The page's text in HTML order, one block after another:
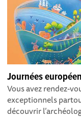
Journées
Vous avez rendez-
exceptionnels
découvrir